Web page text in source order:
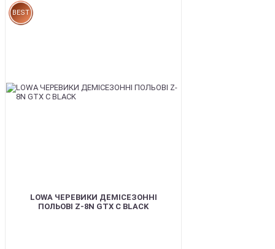
BEST
LOWA ЧЕРЕВИКИ ДЕМІСЕЗОННІ
ПОЛЬОВІ Z-8N GTX C BLACK